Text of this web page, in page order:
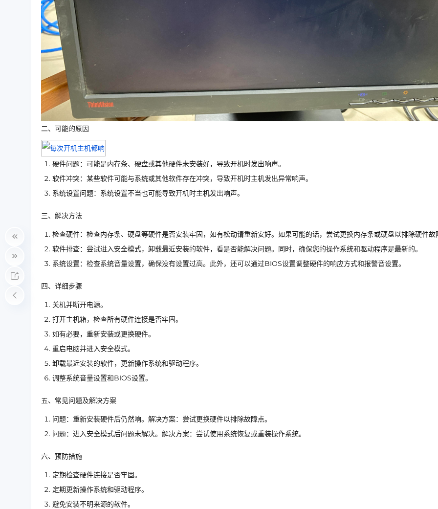
二、可能的原因
硬件问题：可能是内存条、硬盘或其他硬件未安装好，导致开机时发出响声。
软件冲突：某些软件可能与系统或其他软件存在冲突，导致开机时主机发出异常响声。
系统设置问题：系统设置不当也可能导致开机时主机发出响声。
三、解决方法
检查硬件：检查内存条、硬盘等硬件是否安装牢固，如有松动请重新安好。如果可能的话，尝试更换内存条或硬盘以排除硬件故
软件排查：尝试进入安全模式，卸载最近安装的软件，看是否能解决问题。同时，确保您的操作系统和驱动程序是最新的。
系统设置：检查系统音量设置，确保没有设置过高。此外，还可以通过BIOS设置调整硬件的响应方式和报警音设置。
四、详细步骤
关机并断开电源。
打开主机箱，检查所有硬件连接是否牢固。
如有必要，重新安装或更换硬件。
重启电脑并进入安全模式。
卸载最近安装的软件，更新操作系统和驱动程序。
调整系统音量设置和BIOS设置。
五、常见问题及解决方案
问题：重新安装硬件后仍然响。解决方案：尝试更换硬件以排除故障点。
问题：进入安全模式后问题未解决。解决方案：尝试使用系统恢复或重装操作系统。
六、预防措施
定期检查硬件连接是否牢固。
定期更新操作系统和驱动程序。
避免安装不明来源的软件。